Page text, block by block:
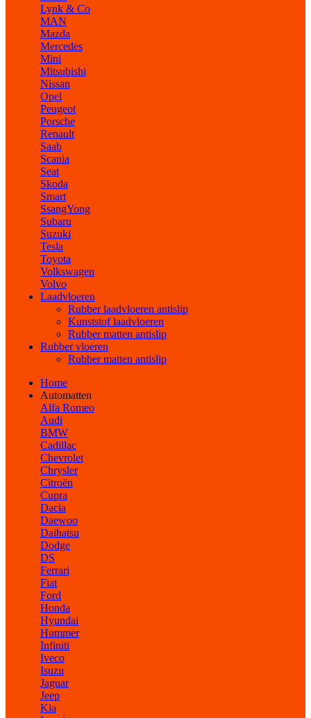
Lynk & Co
MAN
Mazda
Mercedes
Mini
Mitsubishi
Nissan
Opel
Peugeot
Porsche
Renault
Saab
Scania
Seat
Skoda
Smart
SsangYong
Subaru
Suzuki
Tesla
Toyota
Volkswagen
Volvo
Laadvloeren
Rubber laadvloeren antislip
Kunststof laadvloeren
Rubber matten antislip
Rubber vloeren
Rubber matten antislip
Home
Automatten
Alfa Romeo
Audi
BMW
Cadillac
Chevrolet
Chrysler
Citroën
Cupra
Dacia
Daewoo
Daihatsu
Dodge
DS
Ferrari
Fiat
Ford
Honda
Hyundai
Hummer
Infiniti
Iveco
Isuzu
Jaguar
Jeep
Kia